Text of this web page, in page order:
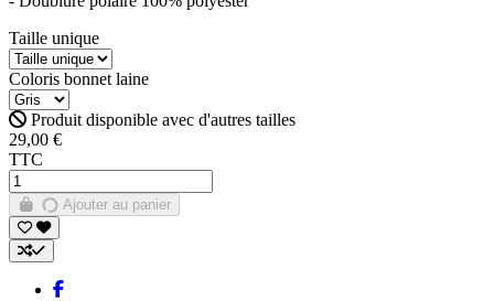
Taille unique
Coloris bonnet laine
Produit disponible avec d'autres tailles
29,00 €
TTC
Ajouter au panier